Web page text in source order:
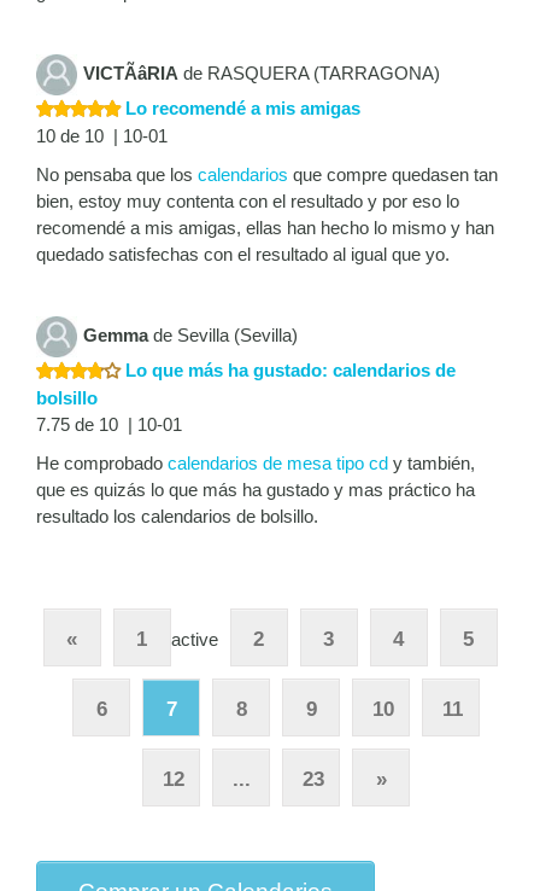
VICTÃâRIA de RASQUERA (TARRAGONA)
Lo recomendé a mis amigas
10 de 10 | 10-01
No pensaba que los calendarios que compre quedasen tan
bien, estoy muy contenta con el resultado y por eso lo
recomendé a mis amigas, ellas han hecho lo mismo y han
quedado satisfechas con el resultado al igual que yo.
Gemmade Sevilla (Sevilla)
Lo que más ha gustado: calendarios de
bolsillo
7.75 de 10 | 10-01
He comprobado calendarios de mesa tipo cd y también,
que es quizás lo que más ha gustado y mas práctico ha
resultado los calendarios de bolsillo.
« 1 active 2 3 4 5
6 7 8 9 10 11
12 ... 23 »